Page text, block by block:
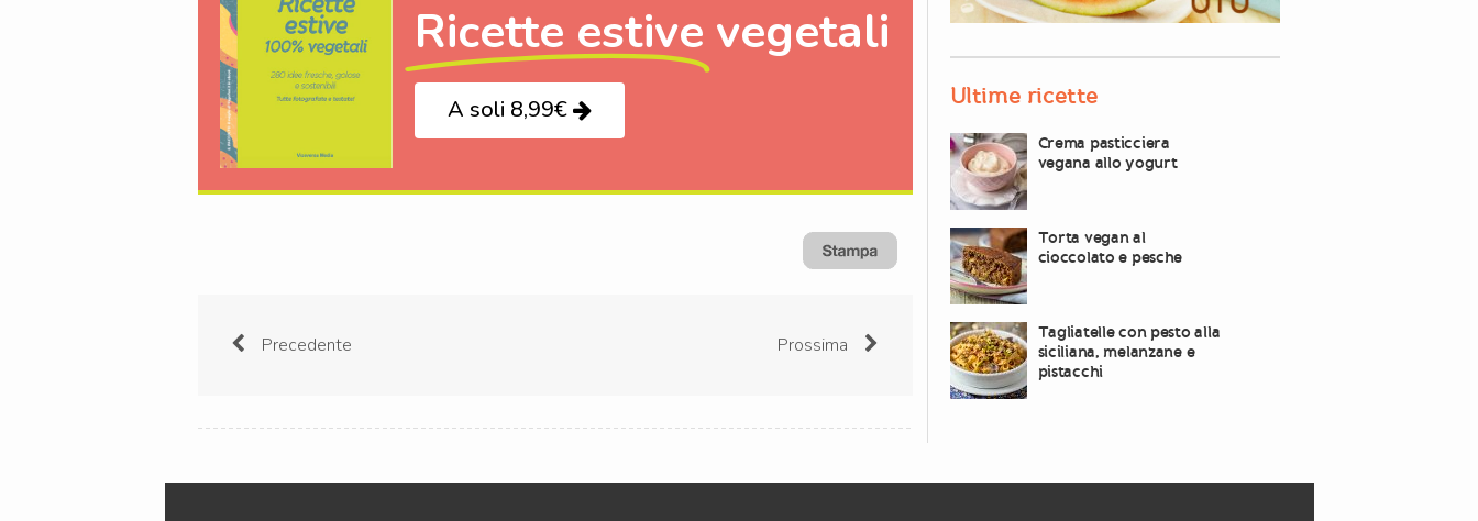
Ricette estive vegetali
A soli 8,99€
Precedente Prossima
Ultime ricette
Crema pasticciera
vegana allo yogurt
Torta vegan al
cioccolato e pesche
Tagliatelle con pesto alla
siciliana, melanzane e
pistacchi